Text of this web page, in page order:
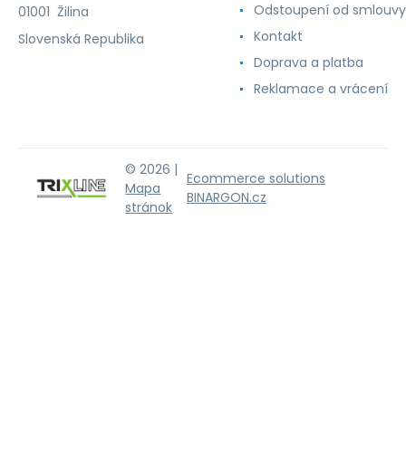
01001 Žilina
Slovenská Republika
Odstoupení od smlouvy
Kontakt
Doprava a platba
Reklamace a vrácení
© 2026 |
Mapa
stránok
Ecommerce solutions
BINARGON.cz